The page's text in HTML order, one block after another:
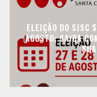
ELEIÇÃO DO SJSC
AGOSTO; SAIBA